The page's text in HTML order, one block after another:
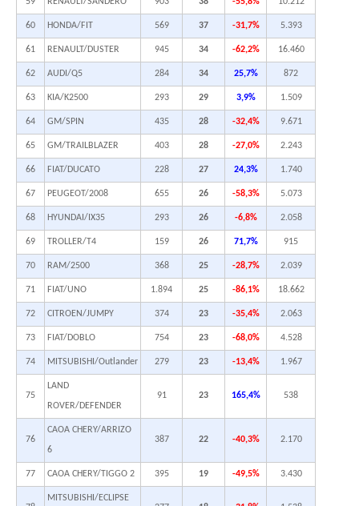
60 HONDA/FIT 569 37 -31,7% 5.393
61 RENAULT/DUSTER 945 34 -62,2% 16.460
62 AUDI/Q5 284 34 25,7% 872
63 KIA/K2500 293 29 3,9% 1.509
64 GM/SPIN 435 28 -32,4% 9.671
65 GM/TRAILBLAZER 403 28 -27,0% 2.243
66 FIAT/DUCATO 228 27 24,3% 1.740
67 PEUGEOT/2008 655 26 -58,3% 5.073
68 HYUNDAI/IX35 293 26 -6,8% 2.058
69 TROLLER/T4 159 26 71,7% 915
70 RAM/2500 368 25 -28,7% 2.039
71 FIAT/UNO 1.894 25 -86,1% 18.662
72 CITROEN/JUMPY 374 23 -35,4% 2.063
73 FIAT/DOBLO 754 23 -68,0% 4.528
74 MITSUBISHI/Outlander 279 23 -13,4% 1.967
75
LAND
ROVER/DEFENDER
91 23 165,4% 538
76
CAOA CHERY/ARRIZO
6
387 22 -40,3% 2.170
77 CAOA CHERY/TIGGO 2 395 19 -49,5% 3.430
MITSUBISHI/ECLIPSE